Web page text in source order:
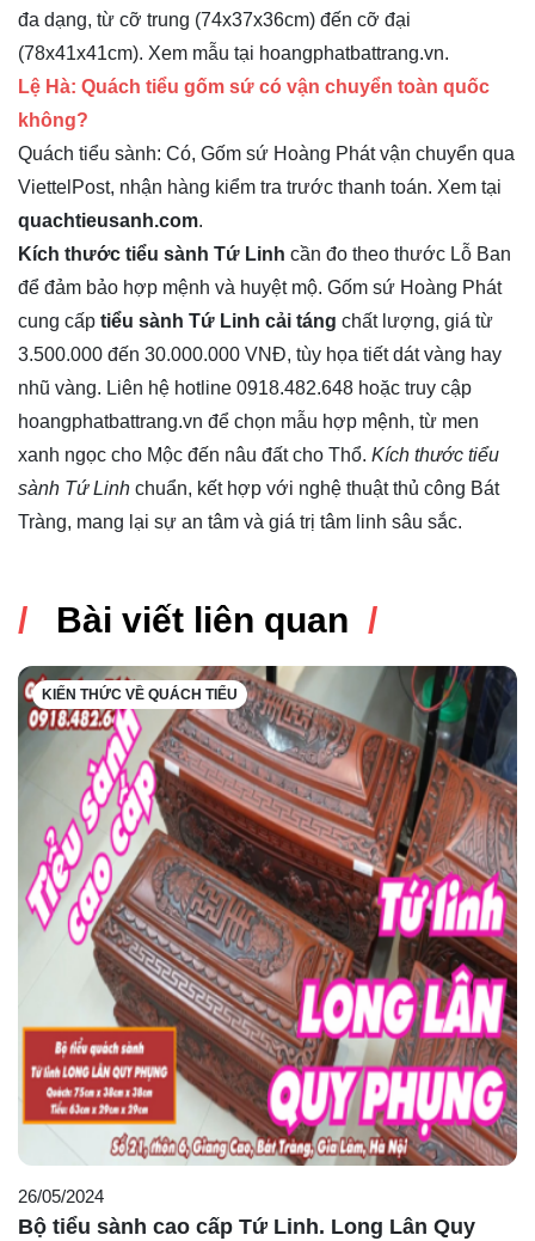
đa dạng, từ cỡ trung (74x37x36cm) đến cỡ đại
(78x41x41cm). Xem mẫu tại hoangphatbattrang.vn.
Lệ Hà: Quách tiểu gốm sứ có vận chuyển toàn quốc
không?
Quách tiểu sành: Có, Gốm sứ Hoàng Phát vận chuyển qua
ViettelPost, nhận hàng kiểm tra trước thanh toán. Xem tại
quachtieusanh.com.
Kích thước tiểu sành Tứ Linh cần đo theo thước Lỗ Ban
để đảm bảo hợp mệnh và huyệt mộ. Gốm sứ Hoàng Phát
cung cấp tiểu sành Tứ Linh cải táng chất lượng, giá từ
3.500.000 đến 30.000.000 VNĐ, tùy họa tiết dát vàng hay
nhũ vàng. Liên hệ hotline 0918.482.648 hoặc truy cập
hoangphatbattrang.vn để chọn mẫu hợp mệnh, từ men
xanh ngọc cho Mộc đến nâu đất cho Thổ. Kích thước tiểu
sành Tứ Linh chuẩn, kết hợp với nghệ thuật thủ công Bát
Tràng, mang lại sự an tâm và giá trị tâm linh sâu sắc.
Bài viết liên quan
KIẾN THỨC VỀ QUÁCH TIỂU
26/05/2024
Bộ tiểu sành cao cấp Tứ Linh. Long Lân Quy